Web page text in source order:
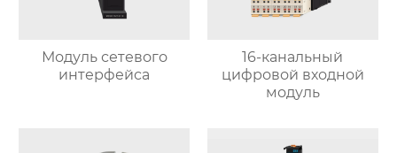
Модуль сетевого
интерфейса
16-канальный
цифровой входной
модуль